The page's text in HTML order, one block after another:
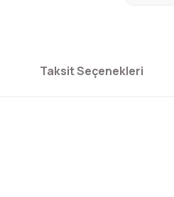
Taksit Seçenekleri